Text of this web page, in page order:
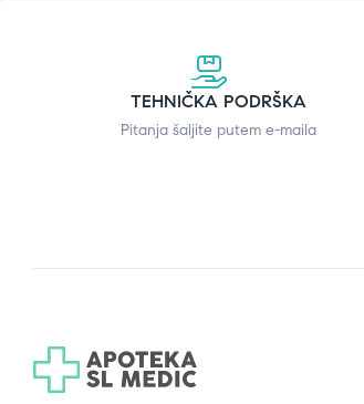
TEHNIČKA PODRŠKA
Pitanja šaljite putem e-maila